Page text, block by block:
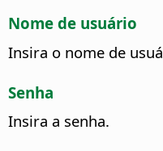
Nome de usuário
Insira o nome de
Senha
Insira a senha.